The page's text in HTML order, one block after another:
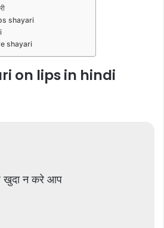
shayari
shayari
on lips in hindi
खुदा न करे आप